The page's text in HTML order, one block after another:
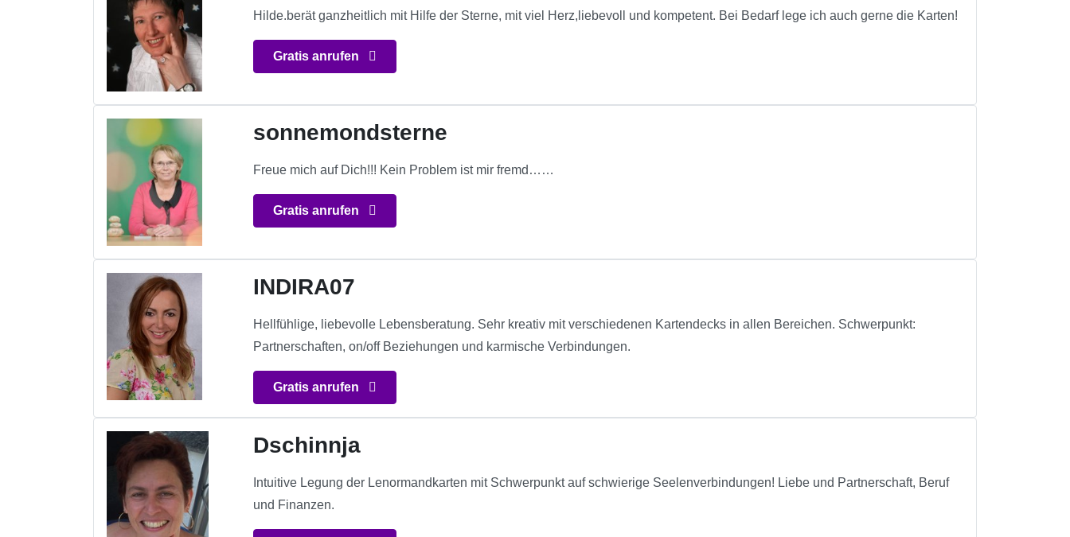
Hilde.berät ganzheitlich mit Hilfe der Sterne, mit viel Herz,liebevoll und kompetent. Bei Bedarf lege ich auch gerne die Karten!
Gratis anrufen
sonnemondsterne
Freue mich auf Dich!!! Kein Problem ist mir fremd……
Gratis anrufen
INDIRA07
Hellfühlige, liebevolle Lebensberatung. Sehr kreativ mit verschiedenen Kartendecks in allen Bereichen. Schwerpunkt:
Partnerschaften, on/off Beziehungen und karmische Verbindungen.
Gratis anrufen
Dschinnja
Intuitive Legung der Lenormandkarten mit Schwerpunkt auf schwierige Seelenverbindungen! Liebe und Partnerschaft, Beruf
und Finanzen.